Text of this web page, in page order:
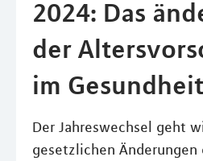
2024: Das
der
im
Der Jahreswechsel geht
gesetzlichen